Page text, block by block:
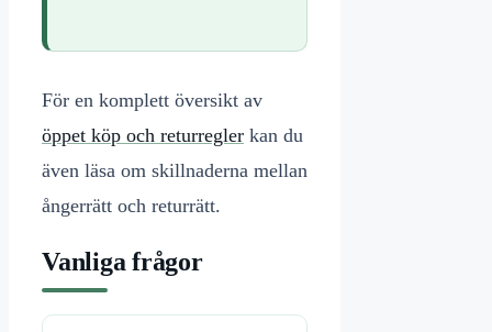
För en komplett översikt av
öppet köp och returregler kan du
även läsa om skillnaderna mellan
ångerrätt och returrätt.
Vanliga frågor